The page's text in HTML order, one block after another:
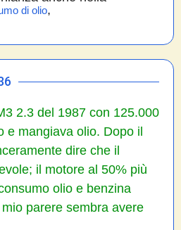
di olio,
2.3 del 1987 con 125.000
e mangiava olio. Dopo il
dire che il
il motore al 50% più
olio e benzina
parere sembra avere